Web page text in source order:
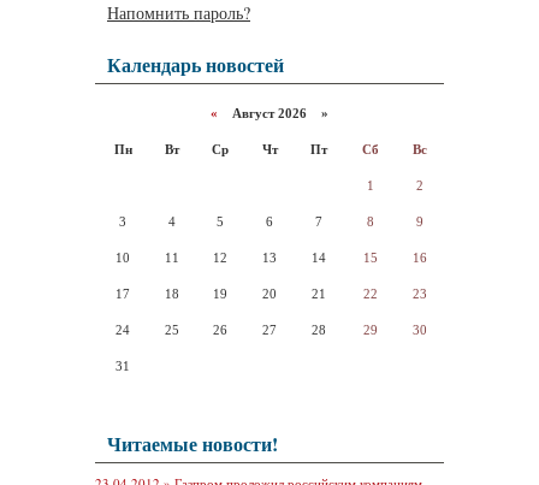
Напомнить пароль?
Календарь новостей
« Август 2026 »
Пн Вт Ср Чт Пт Сб Вс
1 2
3 4 5 6 7 8 9
10 11 12 13 14 15 16
17 18 19 20 21 22 23
24 25 26 27 28 29 30
31
Читаемые новости!